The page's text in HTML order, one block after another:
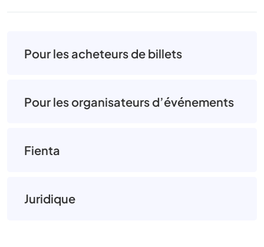
Pour les acheteurs de billets
Pour les organisateurs d’événements
Fienta
Juridique